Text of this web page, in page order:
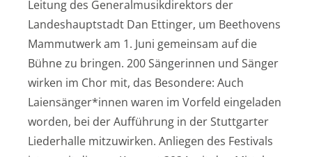
Leitung des Generalmusikdirektors der
Landeshauptstadt Dan Ettinger, um Beethovens
Mammutwerk am 1. Juni gemeinsam auf die
Bühne zu bringen. 200 Sängerinnen und Sänger
wirken im Chor mit, das Besondere: Auch
Laiensänger*innen waren im Vorfeld eingeladen
worden, bei der Aufführung in der Stuttgarter
Liederhalle mitzuwirken. Anliegen des Festivals